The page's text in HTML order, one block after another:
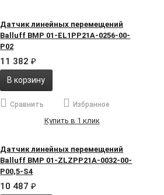
Датчик линейных перемещений
Balluff BMP 01-EL1PP21A-0256-00-
P02
11 382₽
В корзину
Сравнить Избранное
Купить в 1 клик
Датчик линейных перемещений
Balluff BMP 01-ZLZPP21A-0032-00-
P00,5-S4
10 487₽